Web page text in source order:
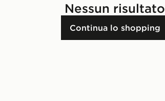
Nessun risultato
Continua lo shopping